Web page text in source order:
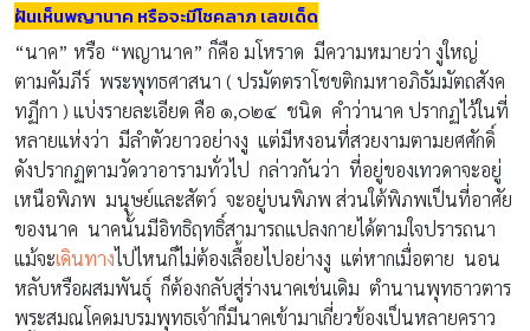
ฝันเห็นพญานาค หรือจะมีโชคลาภ เลขเด็ด
“นาค” หรือ “พญานาค” ก็คือ มโหราด มีความหมายว่า งูใหญ่
ตามคัมภีร์ พระพุทธศาสนา ( ปรมัตตราโชขติกมหาอภิธัมมัตถสังค
ทฏีกา ) แบ่งรายละเอียด คือ ๑,๐๒๔ ชนิด คำว่านาค ปรากฏไว้ในที่
หลายแห่งว่า มีลำตัวยาวอย่างงู แต่มีหงอนที่สวยงามตามยศศักดิ์
ดังปรากฏตามวัดวาอารามทั่วไป กล่าวกันว่า ที่อยู่ของเทวดาจะอยู่
เหนือพิภพ มนุษย์และสัตว์ จะอยู่บนพิภพ ส่วนใต้พิภพเป็นที่อาศัย
ของนาค นาคนั้นมีอิทธิฤทธิ์สามารถแปลงกายได้ตามใจปรารถนา
แม้จะเดินทางไปไหนก็ไม่ต้องเลื้อยไปอย่างงู แต่หากเมื่อตาย นอน
หลับหรือผสมพันธุ์ ก็ต้องกลับสู่ร่างนาคเช่นเดิม ตำนานพุทธาวตาร
พระสมณโคดมบรมพุทธเจ้าก็มีนาคเข้ามาเกี่ยวข้องเป็นหลายคราว